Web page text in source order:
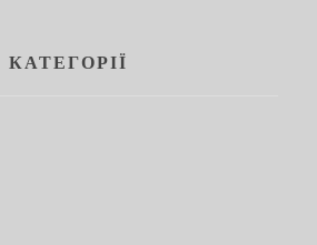
КАТЕГОРІЇ